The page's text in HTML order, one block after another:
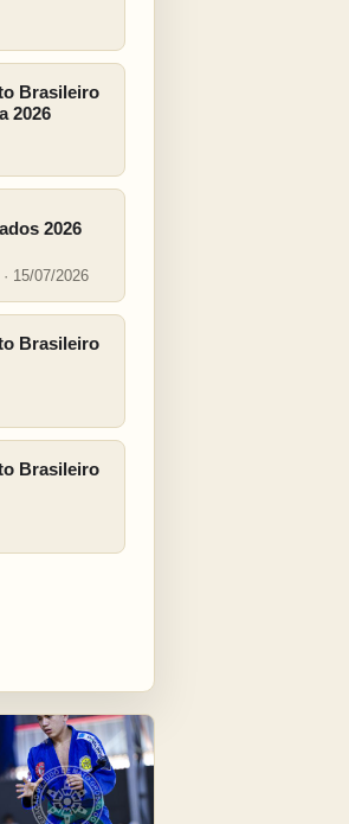
Brasileiro
2026
2026
15/07/2026
Brasileiro
Brasileiro